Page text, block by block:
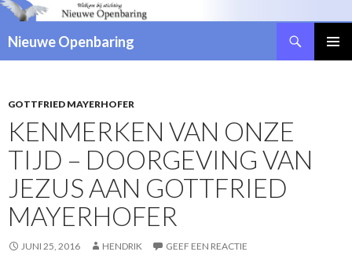
Nieuwe Openbaring
SPRINGEN
GOTTFRIED MAYERHOFER
KENMERKEN VAN ONZE
TIJD – DOORGEVING VAN
JEZUS AAN GOTTFRIED
MAYERHOFER
JUNI 25, 2016 HENDRIK GEEF EEN REACTIE